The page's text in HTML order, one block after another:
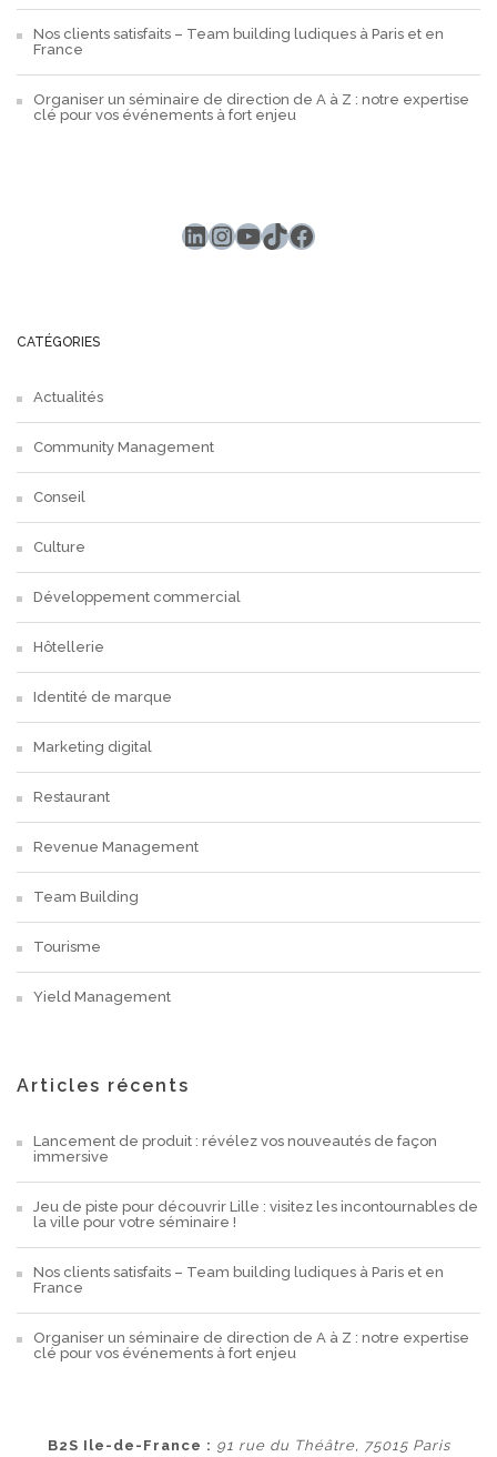
Nos clients satisfaits – Team building ludiques à Paris et en
France
Organiser un séminaire de direction de A à Z : notre expertise
clé pour vos événements à fort enjeu
LinkedIn
Instagram
YouTube
TikTok
Facebook
CATÉGORIES
Actualités
Community Management
Conseil
Culture
Développement commercial
Hôtellerie
Identité de marque
Marketing digital
Restaurant
Revenue Management
Team Building
Tourisme
Yield Management
Articles récents
Lancement de produit : révélez vos nouveautés de façon
immersive
Jeu de piste pour découvrir Lille : visitez les incontournables de
la ville pour votre séminaire !
Nos clients satisfaits – Team building ludiques à Paris et en
France
Organiser un séminaire de direction de A à Z : notre expertise
clé pour vos événements à fort enjeu
B2S Ile-de-France : 91 rue du Théâtre, 75015 Paris